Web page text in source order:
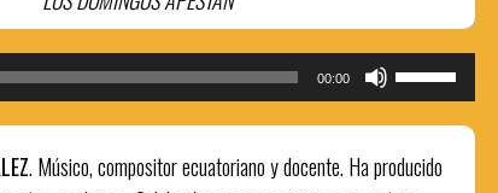
Reproductor
de
audio
00:00
Utiliza
las
teclas
de
. Músico, compositor ecuatoriano y docente. Ha producido